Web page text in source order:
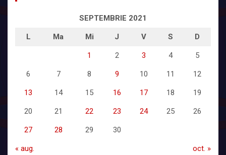
SEPTEMBRIE 2021
L Ma Mi J V S D
1 2 3 4 5
6 7 8 9 10 11 12
13 14 15 16 17 18 19
20 21 22 23 24 25 26
27 28 29 30
« aug. oct. »